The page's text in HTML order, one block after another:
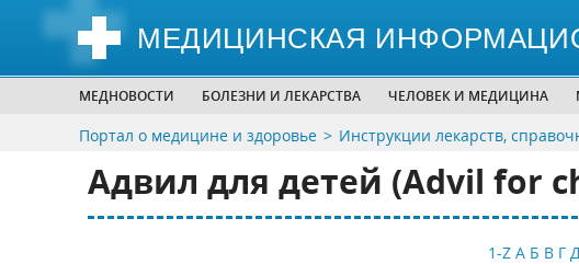
МЕДИЦИНСКАЯ
МЕДНОВОСТИ БОЛЕЗНИ И ЛЕКАРСТВА ЧЕЛОВЕК И МЕДИЦИНА
Портал о медицине и здоровье Инструкции лекарств,
Адвил для детей (Advil for
1-Z А Б В Г